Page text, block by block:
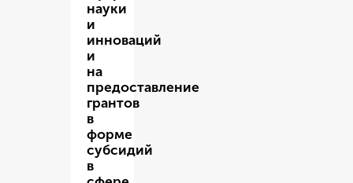
науки
и
инноваций
и
на
предоставление
грантов
в
форме
субсидий
в